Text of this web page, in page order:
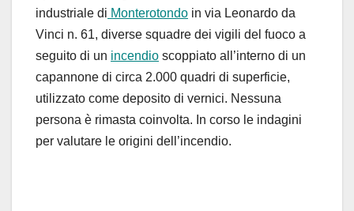
industriale di Monterotondo in via Leonardo da
Vinci n. 61, diverse squadre dei vigili del fuoco a
seguito di un incendio scoppiato all’interno di un
capannone di circa 2.000 quadri di superficie,
utilizzato come deposito di vernici. Nessuna
persona è rimasta coinvolta. In corso le indagini
per valutare le origini dell’incendio.